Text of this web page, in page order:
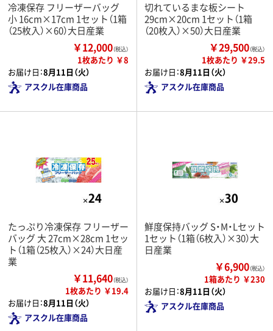
冷凍保存 フリーザーバッグ
小 16cm×17cm 1セット（1箱
（25枚入）×60）大日産業
￥12,000（税込）
1枚あたり ￥8
お届け日：8月11日（火）
アスクル在庫商品
切れているまな板シート
29cm×20cm 1セット（1箱
（20枚入）×50）大日産業
￥29,500（税込）
1枚あたり ￥29.5
お届け日：8月11日（火）
アスクル在庫商品
たっぷり冷凍保存 フリーザー
バッグ 大 27cm×28cm 1セッ
ト（1箱（25枚入）×24）大日産
業
￥11,640（税込）
1枚あたり ￥19.4
お届け日：8月11日（火）
アスクル在庫商品
鮮度保持バッグ S・M・Lセット
1セット（1箱（6枚入）×30）大
日産業
￥6,900（税込）
1箱あたり ￥230
お届け日：8月11日（火）
アスクル在庫商品